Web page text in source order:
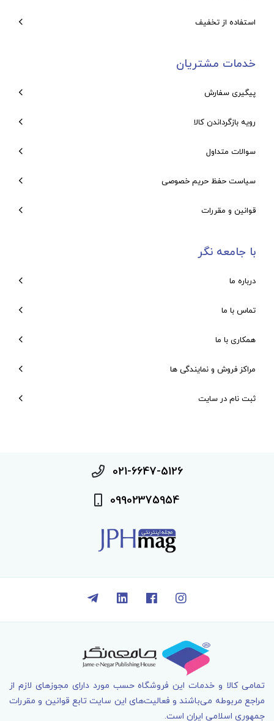
استفاده از تخفیف
خدمات مشتریان
پیگیری سفارش
رویه بازگرداندن کالا
سوالات متداول
سیاست حفظ حریم خصوصی
قوانین و مقررات
با جامعه نگر
درباره ما
تماس با ما
همکاری با ما
مراکز فروش و نمایندگی ها
ثبت نام در سایت
021-6647-5126
09902375954
تمامی کالا و خدمات اين فروشگاه حسب مورد دارای مجوزهای لازم از
مراجع مربوطه می‌باشند و فعاليت‌های اين سايت تابع قوانين و مقررات
جمهوری اسلامی ايران است.